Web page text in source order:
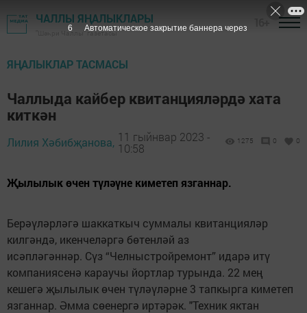
ЧАЛЛЫ ЯҢАЛЫКЛАРЫ
"Шәһри Чаллы" газетасы
ЯҢАЛЫКЛАР ТАСМАСЫ
Чаллыда кайбер квитанцияләрдә хата
киткән
Лилия Хәбибҗанова, 11 гыйнвар 2023 -
10:58
1275 0 0
Җылылык өчен түләүне киметеп язганнар.
Берәүләрләгә шаккаткыч суммалы квитанцияләр
килгәндә, икенчеләргә бөтенләй аз
исәпләгәннәр. Сүз “Челныстройремонт” идарә итү
компаниясенә караучы йортлар турында. 22 мең
кешегә җылылык өчен түләүләрне 3 тапкырга киметеп
язганнар. Әмма сөенергә иртәрәк. "Техник яктан
4 Автоматическое закрытие баннера через